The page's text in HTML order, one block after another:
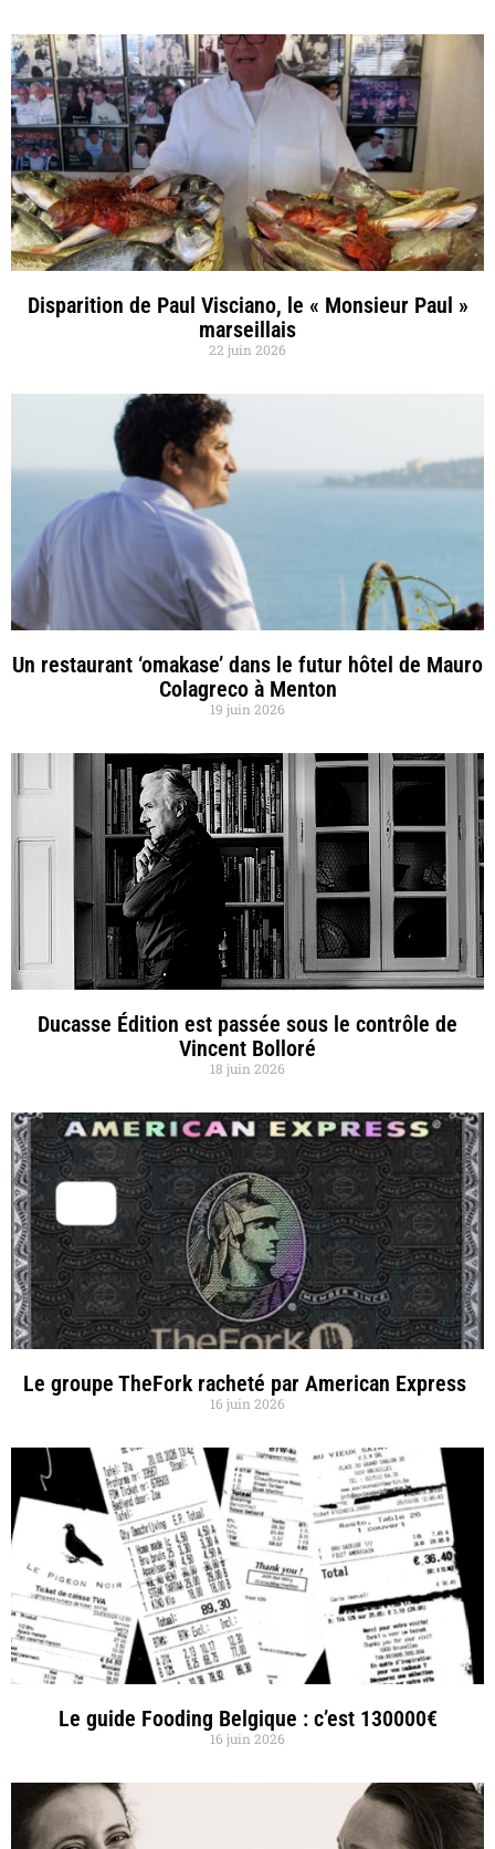
Disparition de Paul Visciano, le « Monsieur Paul »
marseillais
22 juin 2026
Un restaurant ‘omakase’ dans le futur hôtel de Mauro
Colagreco à Menton
19 juin 2026
Ducasse Édition est passée sous le contrôle de
Vincent Bolloré
18 juin 2026
Le groupe TheFork racheté par American Express
16 juin 2026
Le guide Fooding Belgique : c’est 130000€
16 juin 2026